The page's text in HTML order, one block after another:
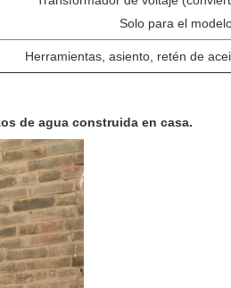
Solo para el
Herramientas, asiento, retén de
de agua construida en casa.